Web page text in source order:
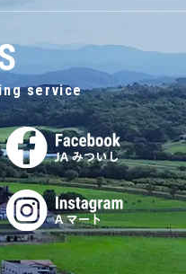
service